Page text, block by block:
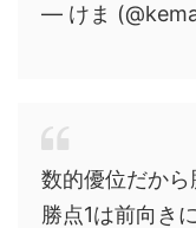
— けま
数的優位だか
勝点1は前向き